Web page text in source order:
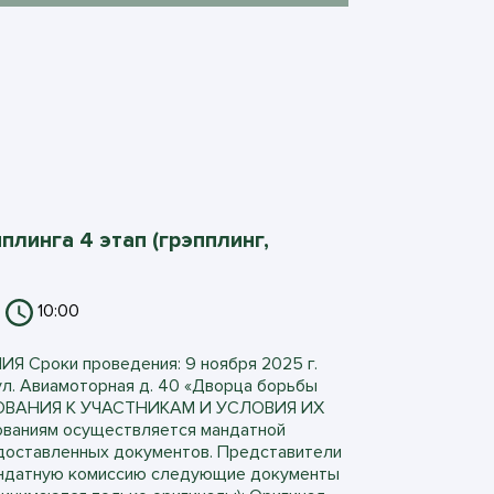
4 этап (грэпплинг,
10:00
проведения: 9 ноября 2025 г.
Авиамоторная д. 40 «Дворца борьбы
К УЧАСТНИКАМ И УСЛОВИЯ ИХ
осуществляется мандатной
документов. Представители
комиссию следующие документы